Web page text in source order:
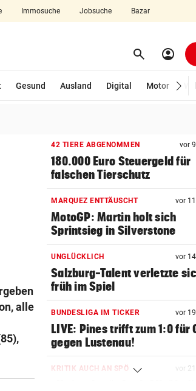
Immosuche Jobsuche Bazar
search Suchen
account_circle
Gesund Ausland Digital Motor
alle
42 TIERE ABGENOMMEN vor
180.000 Euro Steuergeld für
falschen Tierschutz
MARQUEZ ENTTÄUSCHT vor
MotoGP: Martin holt sich
Sprintsieg in Silverstone
UNGLÜCKLICH vor
Salzburg-Talent verletzte
früh im Spiel
BUNDESLIGA IM TICKER vor
LIVE: Pines trifft zum 1:0 für
gegen Lustenau!
KRITIK AUCH AN SPÖ vor